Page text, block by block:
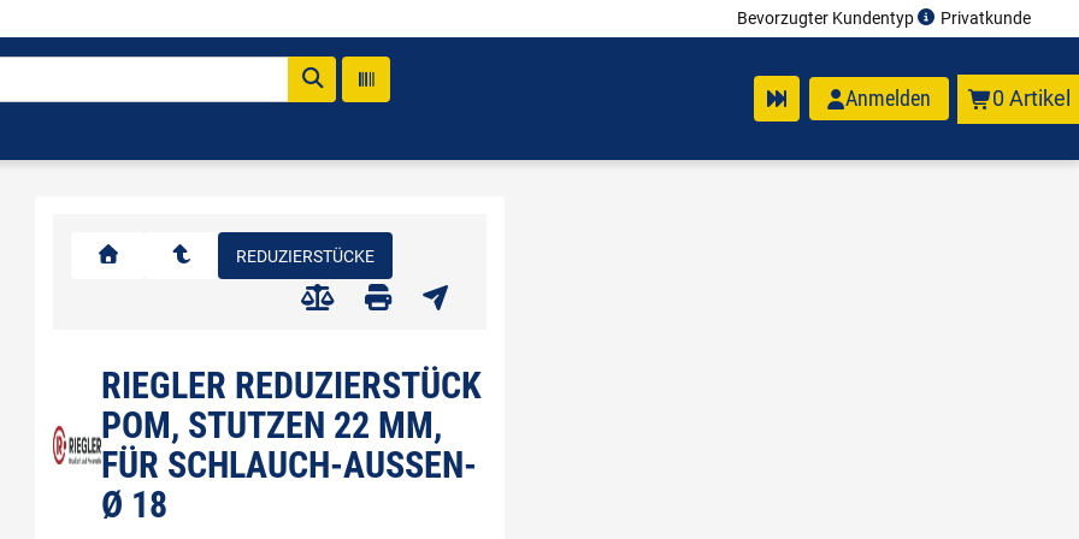
Bevorzugter Kundentyp Privatkunde
Anmelden 0 Artikel
REDUZIERSTÜCKE
RIEGLER REDUZIERSTÜCK
POM, STUTZEN 22 MM,
FÜR SCHLAUCH-AUSSEN-Ø
18